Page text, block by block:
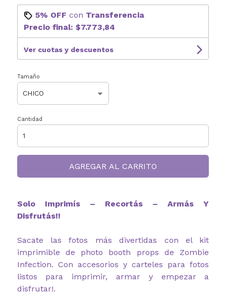
5% OFF con Transferencia
Precio final: $7.773,84
Ver cuotas y descuentos
Tamaño
Cantidad
AGREGAR AL CARRITO
Solo Imprimís – Recortás – Armás Y
Disfrutás!!
Sacate las fotos más divertidas con el kit
imprimible de photo booth props de Zombie
Infection. Con accesorios y carteles para fotos
listos para imprimir, armar y empezar a
disfrutar!.